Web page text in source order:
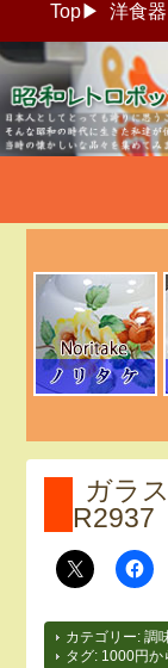
Top▶ 洋食器
昭和レ
貨
ガラ
R2937
カテゴリー:調
タグ: 1000円か